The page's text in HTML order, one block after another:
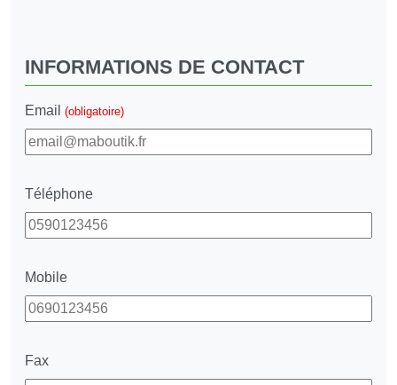
INFORMATIONS DE CONTACT
Email (obligatoire)
Téléphone
Mobile
Fax